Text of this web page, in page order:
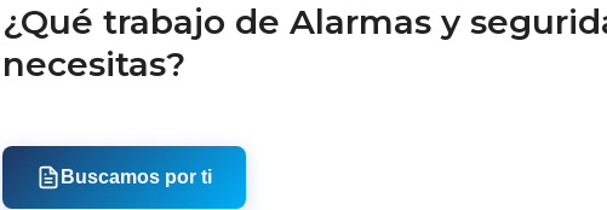
¿Qué trabajo de Alarmas y
necesitas?
Buscamos por ti